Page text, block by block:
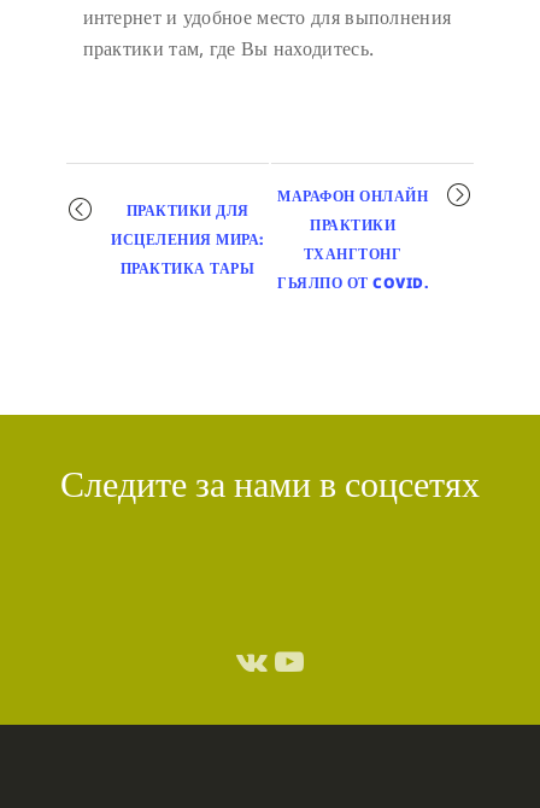
интернет и удобное место для выполнения
практики там, где Вы находитесь.
Мероприятие
навигация
ПРАКТИКИ ДЛЯ
ИСЦЕЛЕНИЯ МИРА:
ПРАКТИКА ТАРЫ
МАРАФОН ОНЛАЙН
ПРАКТИКИ
ТХАНГТОНГ
ГЬЯЛПО ОТ COVID.
Следите за нами в соцсетях